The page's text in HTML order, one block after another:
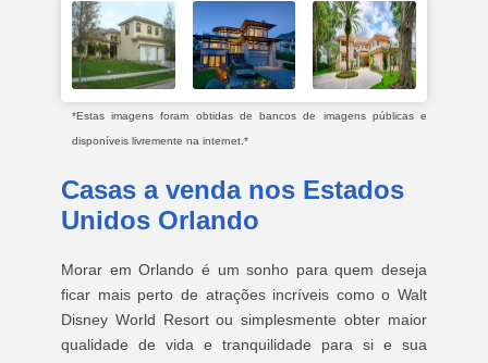
*Estas imagens foram obtidas de bancos de imagens públicas e
disponíveis livremente na internet.*
Casas a venda nos Estados
Unidos Orlando
Morar em Orlando é um sonho para quem deseja
ficar mais perto de atrações incríveis como o Walt
Disney World Resort ou simplesmente obter maior
qualidade de vida e tranquilidade para si e sua